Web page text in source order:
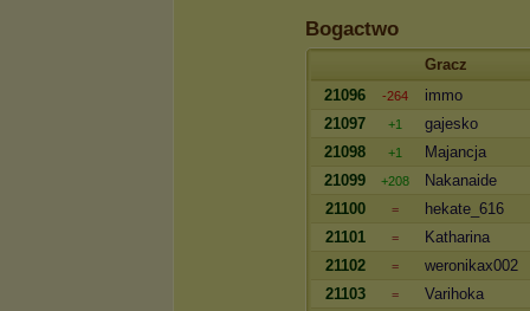
Bogactwo
Gracz
21096
-264
immo
21097
+1
gajesko
21098
+1
Majancja
21099
+208
Nakanaide
21100
=
hekate_616
21101
=
Katharina
21102
=
weronikax002
21103
=
Varihoka